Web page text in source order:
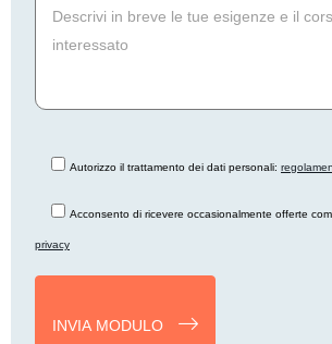
Autorizzo il trattamento dei dati personali:
Acconsento di ricevere occasionalmente offerte
privacy
INVIA MODULO